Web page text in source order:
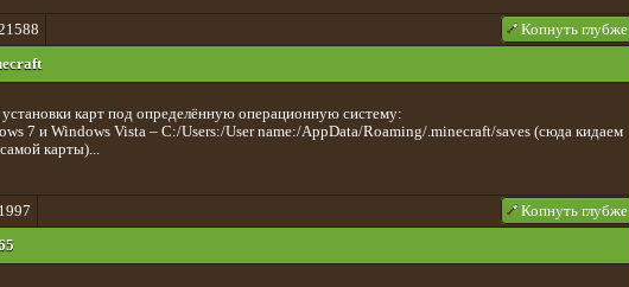
Копнуть глубже
карт под определённую операционную систему:
7 и Windows Vista – C:/Users:/User name:/AppData/Roaming/.minecraft/saves (сюда кидаем
карты)...
Копнуть глубже